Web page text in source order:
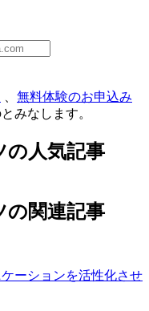
無料体験のお申込み
みなします。
の人気記事
の関連記事
ーションを活性化させ